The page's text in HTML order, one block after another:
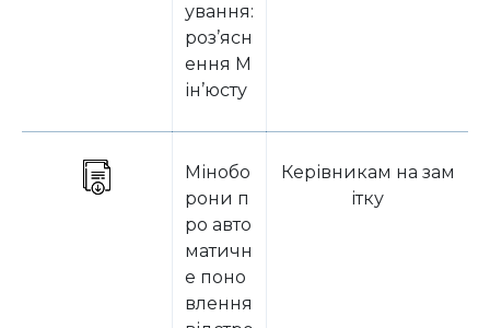
ування:
роз’ясн
ення М
ін’юсту
Мінобо
рони п
ро авто
матичн
е поно
влення
Керівникам на зам
ітку